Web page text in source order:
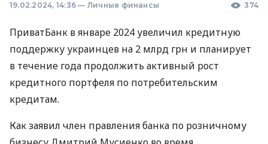
19.02.2024, 14:36 — Личные финансы 374
ПриватБанк в январе 2024 увеличил кредитную
поддержку украинцев на 2 млрд грн и планирует
в течение года продолжить активный рост
кредитного портфеля по потребительским
кредитам.
Как заявил член правления банка по розничному